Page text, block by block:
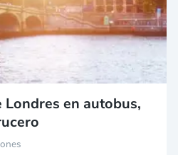
Londres en autobus,